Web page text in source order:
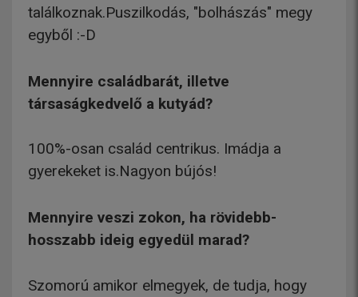
találkoznak.Puszilkodás, "bolhászás" megy
egyből :-D
Mennyire családbarát, illetve
társaságkedvelő a kutyád?
100%-osan család centrikus. Imádja a
gyerekeket is.Nagyon bújós!
Mennyire veszi zokon, ha rövidebb-
hosszabb ideig egyedül marad?
Szomorú amikor elmegyek, de tudja, hogy